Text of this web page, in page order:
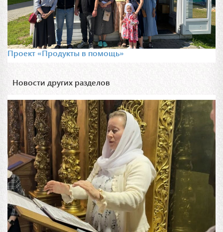
Проект «Продукты в помощь»
Новости других разделов